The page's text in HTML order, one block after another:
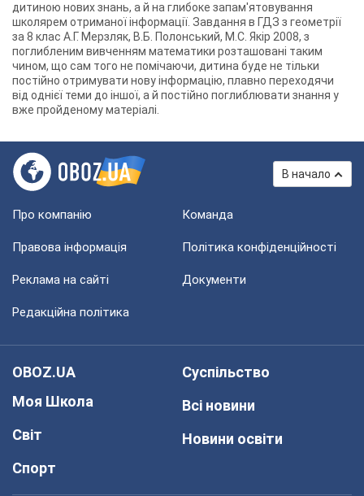
дитиною нових знань, а й на глибоке запам'ятовування
школярем отриманої інформації. Завдання в ГДЗ з геометрії
за 8 клас А.Г. Мерзляк, В.Б. Полонський, М.С. Якір 2008, з
поглибленим вивченням математики розташовані таким
чином, що сам того не помічаючи, дитина буде не тільки
постійно отримувати нову інформацію, плавно переходячи
від однієї теми до іншої, а й постійно поглиблювати знання у
вже пройденому матеріалі.
В начало
Про компанію Команда
Правова інформація Політика конфіденційності
Реклама на сайті Документи
Редакційна політика
OBOZ.UA
Моя Школа
Світ
Спорт
Суспільство
Всі новини
Новини освіти